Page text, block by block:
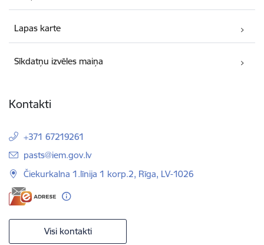
Lapas karte
Sīkdatņu izvēles maiņa
Kontakti
+371 67219261
E-pasts:
pasts@iem.gov.lv
Čiekurkalna 1.līnija 1 korp.2, Rīga, LV-1026
Visi kontakti